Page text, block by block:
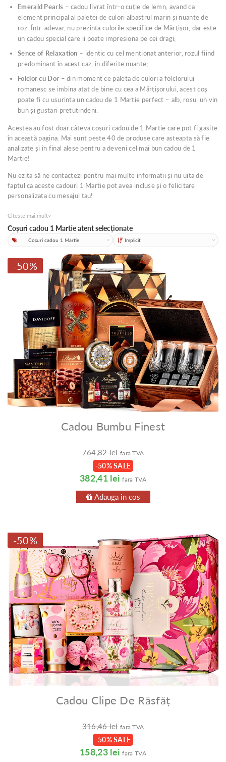
Emerald Pearls – cadou livrat într-o cuție de lemn, avand ca
element principal al paletei de culori albastrul marin și nuante de
roz. Într-adevar, nu prezinta culorile specifice de Mărțișor, dar este
un cadou special care ii poate impresiona pe cei dragi;
Sence of Relaxation – identic cu cel mentionat anterior, rozul fiind
predominant în acest caz, în diferite nuante;
Folclor cu Dor – din moment ce paleta de culori a folclorului
romanesc se imbina atat de bine cu cea a Mărțișorului, acest coș
poate fi cu usurinta un cadou de 1 Martie perfect – alb, rosu, un vin
bun și gustari pretutindeni.
Acestea au fost doar câteva coșuri cadou de 1 Martie care pot fi gasite
în această pagina. Mai sunt peste 40 de produse care asteapta să fie
analizate și în final alese pentru a deveni cel mai bun cadou de 1
Martie!
Nu ezita să ne contactezi pentru mai multe informatii și nu uita de
faptul ca aceste cadouri 1 Martie pot avea incluse și o felicitare
personalizata cu mesajul tau!
Citește mai mult
Coșuri cadou 1 Martie atent selecționate
Categorii Sortare
-50%
Cadou Bumbu Finest
764,82 lei fara TVA
-50% SALE
382,41 lei fara TVA
Adauga in cos
-50%
Cadou Clipe De Răsfăț
316,46 lei fara TVA
-50% SALE
158,23 lei fara TVA